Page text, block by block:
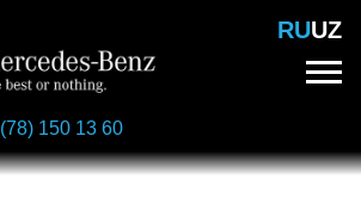
RUUZ
(78) 150 13 60